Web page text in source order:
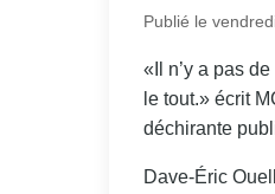
Publié le
«Il n’y a pas
le tout.» écrit
déchirante
Dave-Éric